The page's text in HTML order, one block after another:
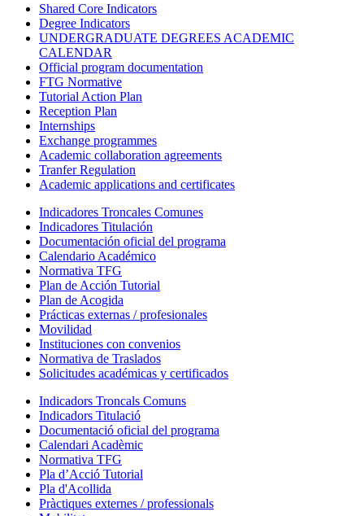
Shared Core Indicators
Degree Indicators
UNDERGRADUATE DEGREES ACADEMIC
CALENDAR
Official program documentation
FTG Normative
Tutorial Action Plan
Reception Plan
Internships
Exchange programmes
Academic collaboration agreements
Tranfer Regulation
Academic applications and certificates
Indicadores Troncales Comunes
Indicadores Titulación
Documentación oficial del programa
Calendario Académico
Normativa TFG
Plan de Acción Tutorial
Plan de Acogida
Prácticas externas / profesionales
Movilidad
Instituciones con convenios
Normativa de Traslados
Solicitudes académicas y certificados
Indicadors Troncals Comuns
Indicadors Titulació
Documentació oficial del programa
Calendari Acadèmic
Normativa TFG
Pla d’Acció Tutorial
Pla d'Acollida
Pràctiques externes / professionals